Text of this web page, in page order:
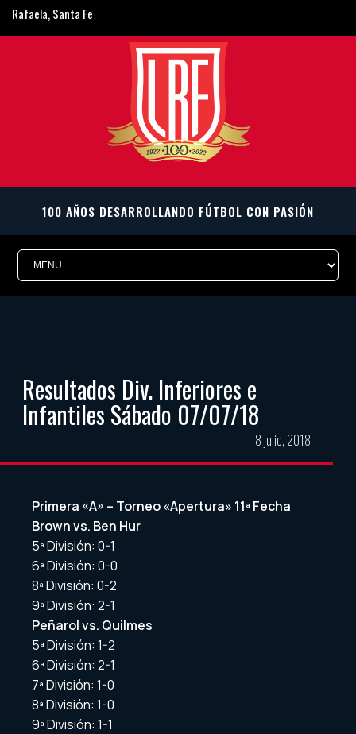
Rafaela, Santa Fe
ligarafaelina@gmail.com
Resultados Div. Inferiores e
Infantiles Sábado 07/07/18
8 julio, 2018
Primera «A» – Torneo «Apertura» 11ª Fecha
Brown vs. Ben Hur
5ª División: 0-1
6ª División: 0-0
8ª División: 0-2
9ª División: 2-1
Peñarol vs. Quilmes
5ª División: 1-2
6ª División: 2-1
7ª División: 1-0
8ª División: 1-0
9ª División: 1-1